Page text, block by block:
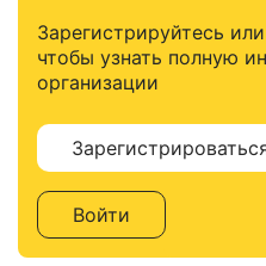
Зарегистрируйтесь
чтобы узнать полную
организации
Войти